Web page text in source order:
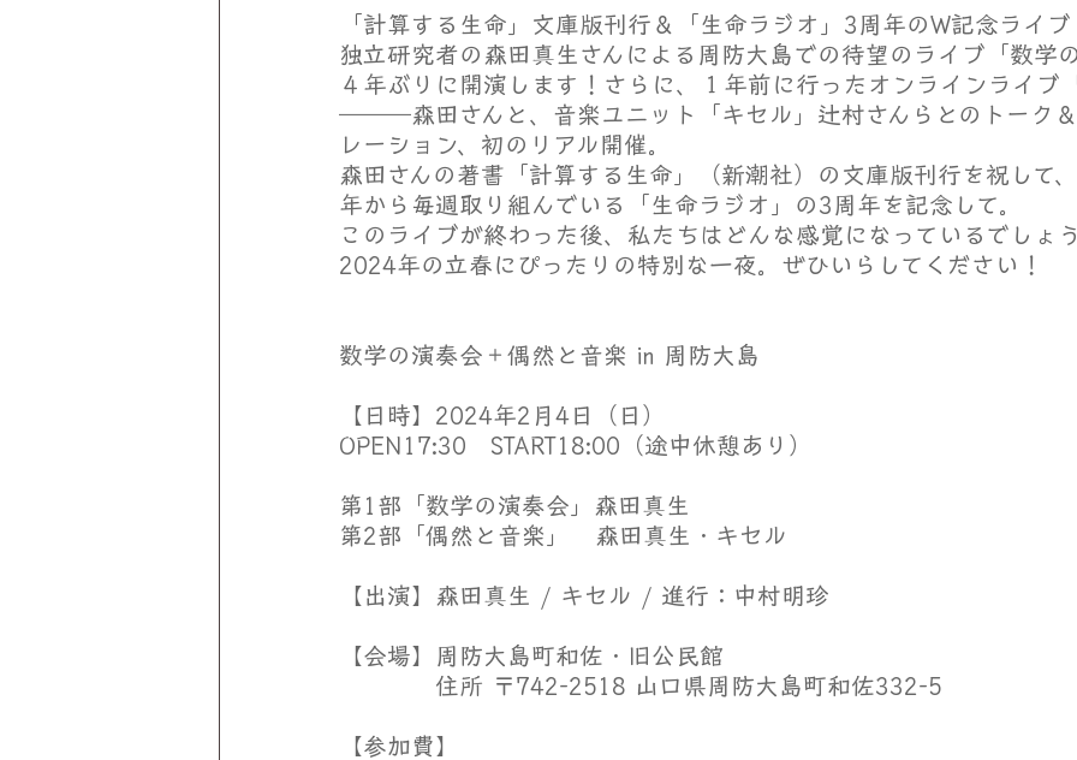
「計算する生命」文庫版刊行＆「生命ラジオ」3周年のW記念ライブ
独立研究者の森田真生さんによる周防大島での待望のライブ「数学
４年ぶりに開演します！さらに、１年前に行ったオンラインライブ
―――森田さんと、音楽ユニット「キセル」辻村さんらとのトーク
レーション、初のリアル開催。
森田さんの著書「計算する生命」（新潮社）の文庫版刊行を祝して
年から毎週取り組んでいる「生命ラジオ」の3周年を記念して。
このライブが終わった後、私たちはどんな感覚になっているでしょ
2024年の立春にぴったりの特別な一夜。ぜひいらしてください！
数学の演奏会＋偶然と音楽 in 周防大島
【日時】2024年2月4日（日）
OPEN17:30　START18:00（途中休憩あり）
第1部「数学の演奏会」森田真生
第2部「偶然と音楽」   森田真生・キセル
【出演】森田真生 / キセル / 進行：中村明珍
【会場】周防大島町和佐・旧公民館
住所 〒742-2518 山口県周防大島町和佐332-5
【参加費】